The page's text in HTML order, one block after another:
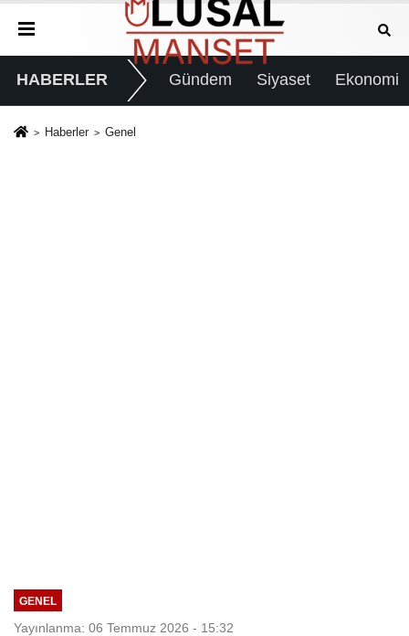
HABERLER Gündem Siyaset Ekonomi
Haberler Genel
GENEL
Yayınlanma: 06 Temmuz 2026 - 15:32